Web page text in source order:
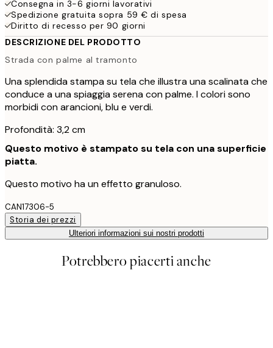
Consegna in 3-6 giorni lavorativi
Spedizione gratuita sopra 59 € di spesa
Diritto di recesso per 90 giorni
DESCRIZIONE DEL PRODOTTO
Strada con palme al tramonto
Una splendida stampa su tela che illustra una scalinata che
conduce a una spiaggia serena con palme. I colori sono
morbidi con arancioni, blu e verdi.
Profondità: 3,2 cm
Questo motivo è stampato su tela con una superficie
piatta.
Questo motivo ha un effetto granuloso.
CAN17306-5
Storia dei prezzi
Ulteriori informazioni sui nostri prodotti
Potrebbero piacerti anche